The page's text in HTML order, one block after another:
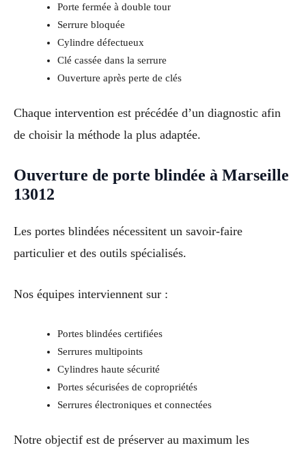
Porte fermée à double tour
Serrure bloquée
Cylindre défectueux
Clé cassée dans la serrure
Ouverture après perte de clés
Chaque intervention est précédée d’un diagnostic afin
de choisir la méthode la plus adaptée.
Ouverture de porte blindée à Marseille
13012
Les portes blindées nécessitent un savoir-faire
particulier et des outils spécialisés.
Nos équipes interviennent sur :
Portes blindées certifiées
Serrures multipoints
Cylindres haute sécurité
Portes sécurisées de copropriétés
Serrures électroniques et connectées
Notre objectif est de préserver au maximum les